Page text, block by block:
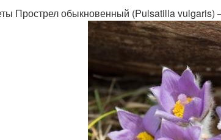
Прострел обыкновенный (Pulsatilla vulgaris)